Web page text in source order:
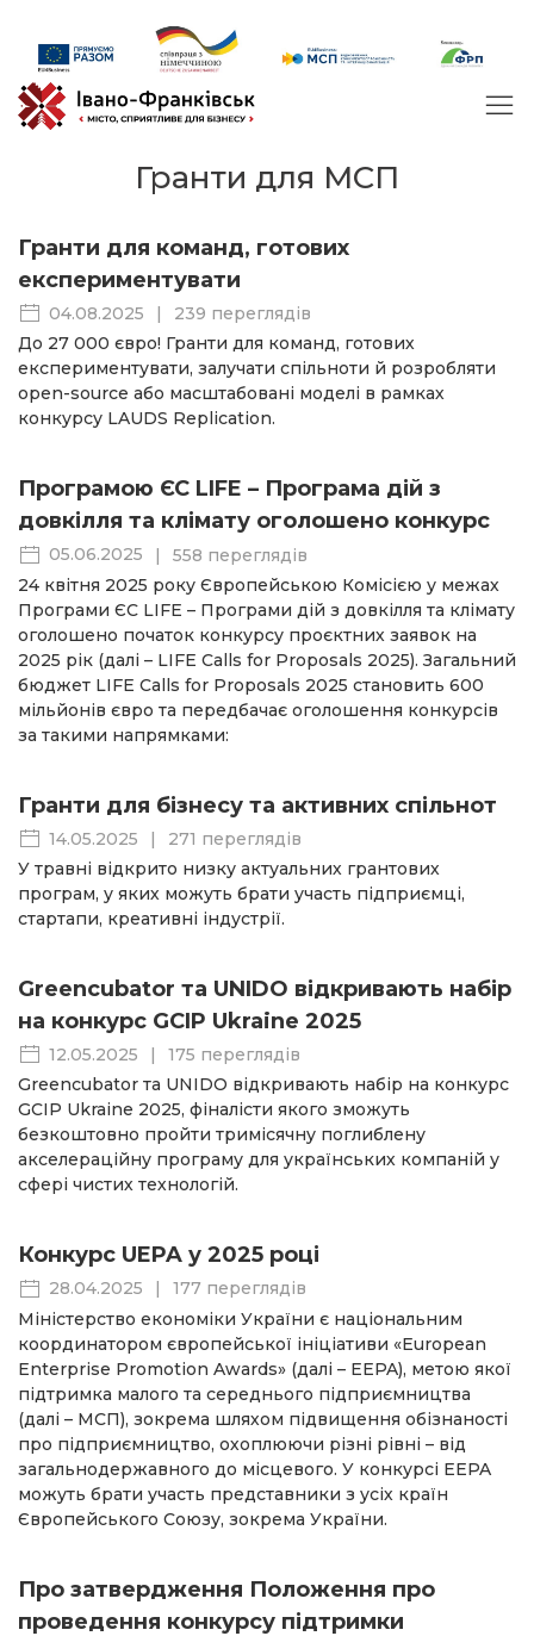
Гранти для МСП
Гранти для команд, готових
експериментувати
04.08.2025 |
239 переглядів
До 27 000 євро! Гранти для команд, готових
експериментувати, залучати спільноти й розробляти
open-source або масштабовані моделі в рамках
конкурсу LAUDS Replication.
Програмою ЄС LIFE – Програма дій з
довкілля та клімату оголошено конкурс
05.06.2025 |
558 переглядів
24 квітня 2025 року Європейською Комісією у межах
Програми ЄС LIFE – Програми дій з довкілля та клімату
оголошено початок конкурсу проєктних заявок на
2025 рік (далі – LIFE Calls for Proposals 2025). Загальний
бюджет LIFE Calls for Proposals 2025 становить 600
мільйонів євро та передбачає оголошення конкурсів
за такими напрямками:
Гранти для бізнесу та активних спільнот
14.05.2025 |
271 переглядів
У травні відкрито низку актуальних грантових
програм, у яких можуть брати участь підприємці,
стартапи, креативні індустрії.
Greencubator та UNIDO відкривають набір
на конкурс GCIP Ukraine 2025
12.05.2025 |
175 переглядів
Greencubator та UNIDO відкривають набір на конкурс
GCIP Ukraine 2025, фіналісти якого зможуть
безкоштовно пройти тримісячну поглиблену
акселераційну програму для українських компаній у
сфері чистих технологій.
Конкурс UEPA у 2025 році
28.04.2025
177 переглядів
Міністерство економіки України є національним
координатором європейської ініціативи «European
Enterprise Promotion Awards» (далі – EEPA), метою якої
підтримка малого та середнього підприємництва
(далі – МСП), зокрема шляхом підвищення обізнаності
про підприємництво, охоплюючи різні рівні – від
загальнодержавного до місцевого. У конкурсі EEPA
можуть брати участь представники з усіх країн
Європейського Союзу, зокрема України.
Про затвердження Положення про
проведення конкурсу підтримки